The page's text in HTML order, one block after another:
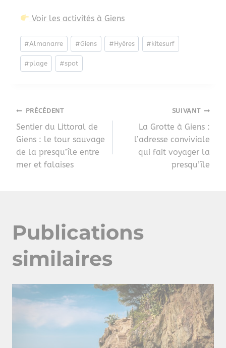
Voir les activités à Giens
#Almanarre #Giens #Hyères # kitesurf
#plage #spot
PRÉCÉDENT
Sentier du Littoral de
Giens : le tour sauvage
de la presqu’île entre
mer et falaises
SUIVANT
La Grotte à Giens :
l’adresse conviviale
qui fait voyager la
presqu’île
Publications
similaires